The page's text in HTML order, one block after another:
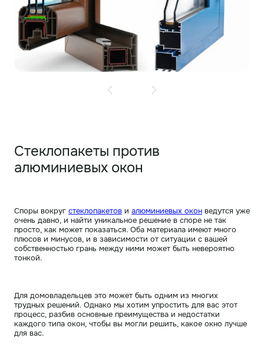
Стеклопакеты против
алюминиевых окон
Споры вокруг стеклопакетов и алюминиевых окон ведутся уже
очень давно, и найти уникальное решение в споре не так
просто, как может показаться. Оба материала имеют много
плюсов и минусов, и в зависимости от ситуации с вашей
собственностью грань между ними может быть невероятно
тонкой.
Для домовладельцев это может быть одним из многих
трудных решений. Однако мы хотим упростить для вас этот
процесс, разбив основные преимущества и недостатки
каждого типа окон, чтобы вы могли решить, какое окно лучше
для вас.